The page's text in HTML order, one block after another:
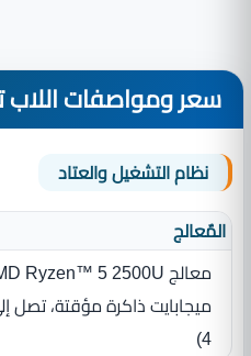
سعر ومواصفات
نظام التشغيل والعتاد
المٌعالج
4‏)‏